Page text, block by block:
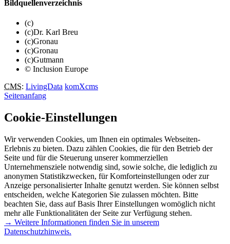
Bildquellenverzeichnis
(c)
(c)Dr. Karl Breu
(c)Gronau
(c)Gronau
(c)Gutmann
© Inclusion Europe
CMS: LivingData komXcms
Seitenanfang
Cookie-Einstellungen
Wir verwenden Cookies, um Ihnen ein optimales Webseiten-
Erlebnis zu bieten. Dazu zählen Cookies, die für den Betrieb der
Seite und für die Steuerung unserer kommerziellen
Unternehmensziele notwendig sind, sowie solche, die lediglich zu
anonymen Statistikzwecken, für Komforteinstellungen oder zur
Anzeige personalisierter Inhalte genutzt werden. Sie können selbst
entscheiden, welche Kategorien Sie zulassen möchten. Bitte
beachten Sie, dass auf Basis Ihrer Einstellungen womöglich nicht
mehr alle Funktionalitäten der Seite zur Verfügung stehen.
→ Weitere Informationen finden Sie in unserem
Datenschutzhinweis.